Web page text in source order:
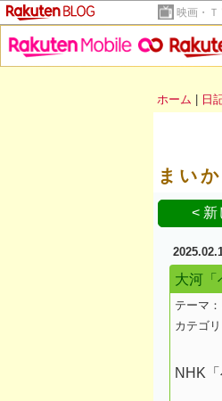
映画・Ｔ
ホーム
日
まい
< 新
大河「
テーマ：
カテゴリ
NHK